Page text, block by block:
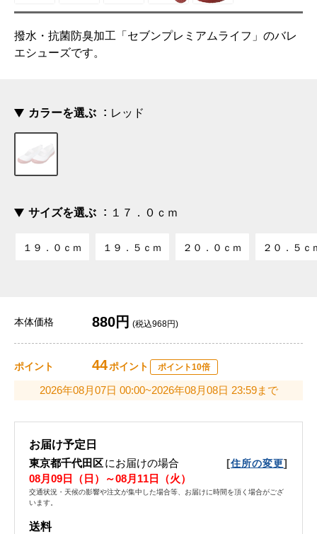
撥水・抗菌防臭加工「セブンプレミアムライフ」のバレ
エシューズです。
カラーを選ぶ レッド
サイズを選ぶ １７．０ｃｍ
１９．０ｃｍ １９．５ｃｍ ２０．０ｃｍ ２０．５ｃ
本体価格 880円 (税込968円)
ポイント 44ポイント ポイント10倍
2026年08月07日 00:00~2026年08月08日 23:59まで
お届け予定日
東京都千代田区にお届けの場合 [住所の変更]
08月09日（日）～08月11日（火）
交通状況・天候の影響や注文が集中した場合等、お届けに時間を頂く場合がござ
います。
送料